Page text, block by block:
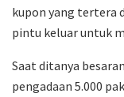
kupon yang tertera
pintu keluar untuk
Saat ditanya
pengadaan 5.000